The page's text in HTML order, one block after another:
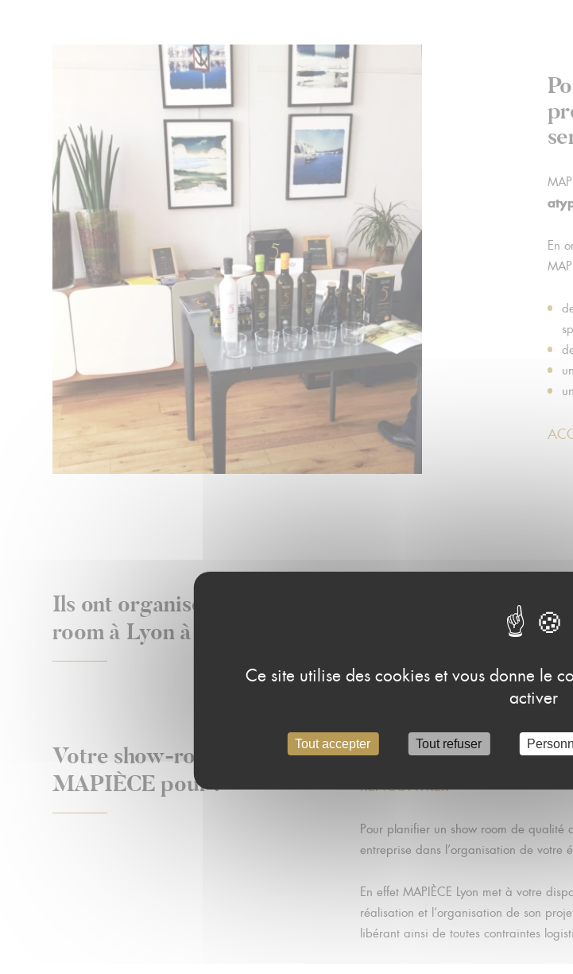
Ce site utilise des cookies et vous donne le
activer
Tout accepter Tout refuser
En
Ils ont organisé leur show-
room à Lyon à MAPIÈCE :
de Marine
Votre show-room à Lyon à
MAPIÈCE pour :
PROMOUVOIR
RENCONTRER
Pour planifier un show room de qualité
entreprise dans l’organisation de votre
En effet MAPIÈCE Lyon met à votre
réalisation et l’organisation de son
libérant ainsi de toutes contraintes